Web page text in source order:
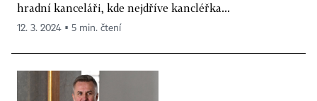
hradní kanceláři, kde nejdříve kancléřka...
12. 3. 2024 ▪ 5 min. čtení